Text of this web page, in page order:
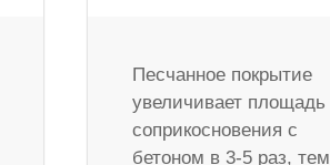
Песчанное покрытие
увеличивает площадь
соприкосновения с
бетоном в 3-5 раз, тем